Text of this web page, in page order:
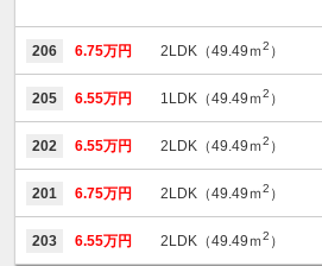
206 6.75万円 2LDK（49.49ｍ2 ）
205 6.55万円 1LDK（49.49ｍ2 ）
202 6.55万円 2LDK（49.49ｍ2 ）
201 6.75万円 2LDK（49.49ｍ2 ）
203 6.55万円 2LDK（49.49ｍ2 ）